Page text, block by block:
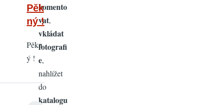
Pěk
ný !
Pěkn
ý !
komento
vat,
vkládat
fotografi
e,
nahlížet
do
katalogu